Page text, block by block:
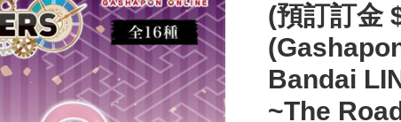
(預訂訂金
Bandai
~The